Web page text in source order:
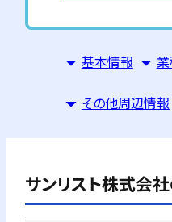
基本情報 業
その他周辺情報
サンリスト株式会社